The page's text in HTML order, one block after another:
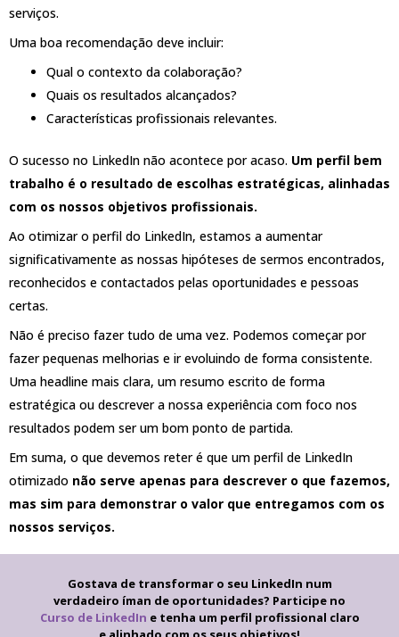
serviços.
Uma boa recomendação deve incluir:
Qual o contexto da colaboração?
Quais os resultados alcançados?
Características profissionais relevantes.
O sucesso no LinkedIn não acontece por acaso. Um perfil bem
trabalho é o resultado de escolhas estratégicas, alinhadas
com os nossos objetivos profissionais.
Ao otimizar o perfil do LinkedIn, estamos a aumentar
significativamente as nossas hipóteses de sermos encontrados,
reconhecidos e contactados pelas oportunidades e pessoas
certas.
Não é preciso fazer tudo de uma vez. Podemos começar por
fazer pequenas melhorias e ir evoluindo de forma consistente.
Uma headline mais clara, um resumo escrito de forma
estratégica ou descrever a nossa experiência com foco nos
resultados podem ser um bom ponto de partida.
Em suma, o que devemos reter é que um perfil de LinkedIn
otimizado não serve apenas para descrever o que fazemos,
mas sim para demonstrar o valor que entregamos com os
nossos serviços.
Gostava de transformar o seu LinkedIn num
verdadeiro íman de oportunidades? Participe no
Curso de LinkedIn e tenha um perfil profissional claro